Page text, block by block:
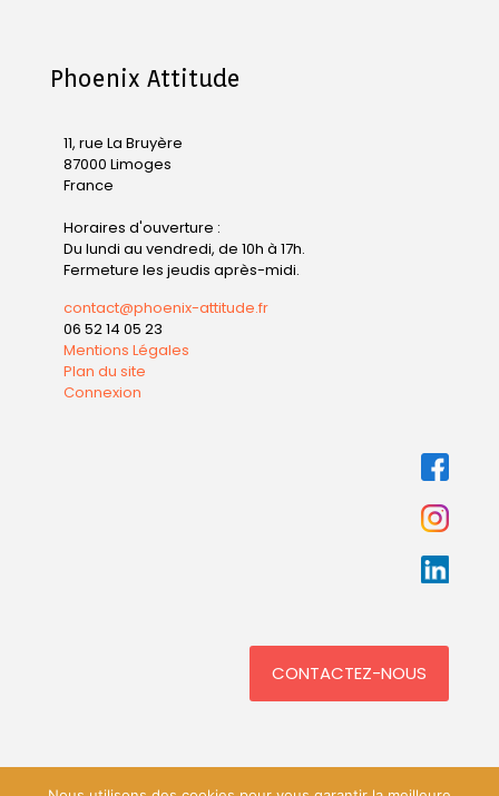
Phoenix Attitude
11, rue La Bruyère
87000 Limoges
France
Horaires d'ouverture :
Du lundi au vendredi, de 10h à 17h.
Fermeture les jeudis après-midi.
contact@phoenix-attitude.fr
06 52 14 05 23
Mentions Légales
Plan du site
Connexion
CONTACTEZ-NOUS